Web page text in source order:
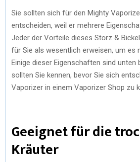
Sie sollten sich für den Mighty
entscheiden, weil er mehrere
Jeder der Vorteile dieses Storz &
für Sie als wesentlich erweisen, um es
Einige dieser Eigenschaften sind unten
sollten Sie kennen, bevor Sie sich
Vaporizer in einem Vaporizer Shop zu
Geeignet für die
Kräuter